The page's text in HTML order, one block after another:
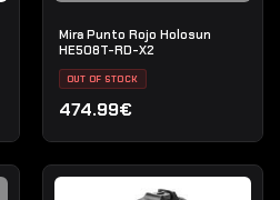
Mira Punto Rojo Holosun
HE508T-RD-X2
OUT OF STOCK
474.99€